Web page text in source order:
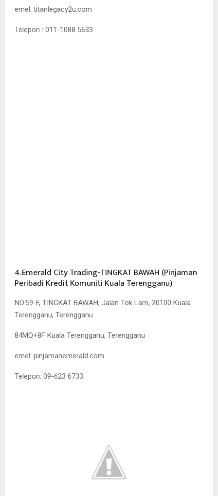
emel: titanlegacy2u.com
Telepon : 011-1088 5633
4. Emerald City Trading-TINGKAT BAWAH (Pinjaman
Peribadi Kredit Komuniti Kuala Terengganu)
NO.59-F, TINGKAT BAWAH, Jalan Tok Lam, 20100 Kuala
Terengganu, Terengganu
84MQ+8F Kuala Terengganu, Terengganu
emel: pinjamanemerald.com
Telepon: 09-623 6733